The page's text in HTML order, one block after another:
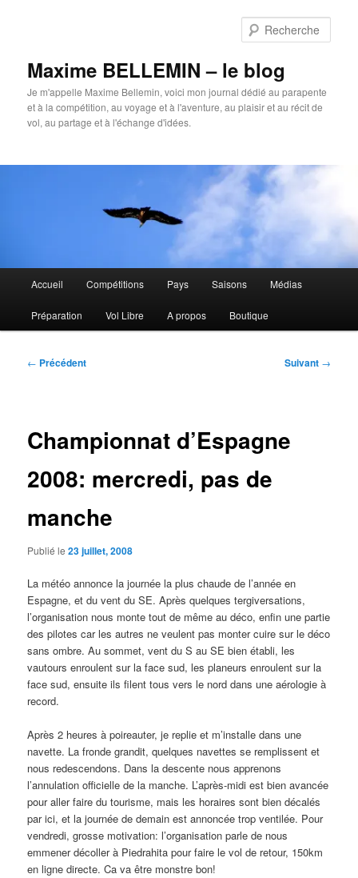
Maxime BELLEMIN – le blog
Je m'appelle Maxime Bellemin, voici mon journal dédié au parapente
et à la compétition, au voyage et à l'aventure, au plaisir et au récit de
vol, au partage et à l'échange d'idées.
principal
Accueil Compétitions Pays Saisons Médias
Préparation Vol Libre A propos Boutique
Navigation
← Précédent Suivant →
Championnat d’Espagne
2008: mercredi, pas de
manche
Publié le23 juillet, 2008
La météo annonce la journée la plus chaude de l’année en
Espagne, et du vent du SE. Après quelques tergiversations,
l’organisation nous monte tout de même au déco, enfin une partie
des pilotes car les autres ne veulent pas monter cuire sur le déco
sans ombre. Au sommet, vent du S au SE bien établi, les
vautours enroulent sur la face sud, les planeurs enroulent sur la
face sud, ensuite ils filent tous vers le nord dans une aérologie à
record.
Après 2 heures à poireauter, je replie et m’installe dans une
navette. La fronde grandit, quelques navettes se remplissent et
nous redescendons. Dans la descente nous apprenons
l’annulation officielle de la manche. L’après-midi est bien avancée
pour aller faire du tourisme, mais les horaires sont bien décalés
par ici, et la journée de demain est annoncée trop ventilée. Pour
vendredi, grosse motivation: l’organisation parle de nous
emmener décoller à Piedrahita pour faire le vol de retour, 150km
en ligne directe. Ca va être monstre bon!